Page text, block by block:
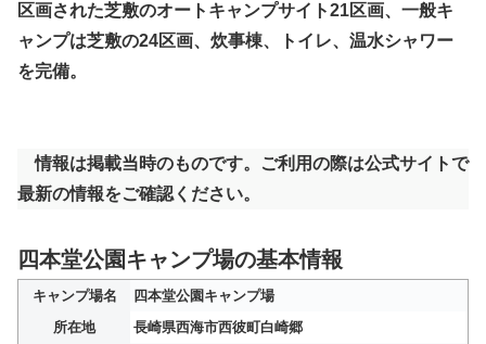
区画された芝敷のオートキャンプサイト21区画、一般キ
ャンプは芝敷の24区画、炊事棟、トイレ、温水シャワー
を完備。
情報は掲載当時のものです。ご利用の際は公式サイトで
最新の情報をご確認ください。
四本堂公園キャンプ場の基本情報
キャンプ場名
四本堂公園キャンプ場
所在地
長崎県西海市西彼町白崎郷